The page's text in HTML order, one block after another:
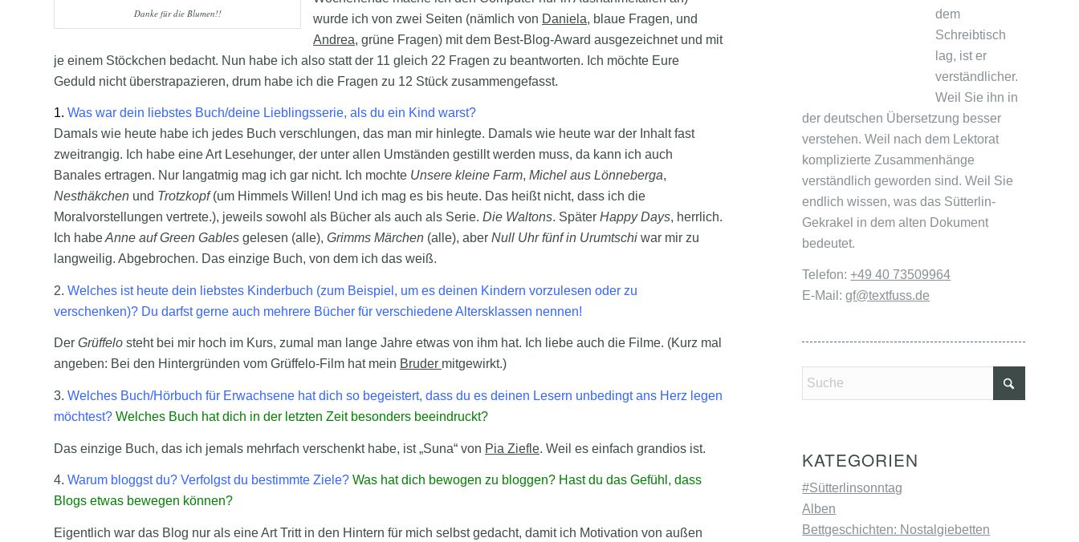
Danke für die Blumen!!
wurde ich von zwei Seiten (nämlich von Daniela, blaue Fragen, und
Andrea, grüne Fragen) mit dem Best-Blog-Award ausgezeichnet und mit
je einem Stöckchen bedacht. Nun habe ich also statt der 11 gleich 22 Fragen zu beantworten. Ich möchte Eure
Geduld nicht überstrapazieren, drum habe ich die Fragen zu 12 Stück zusammengefasst.
1. Was war dein liebstes Buch/deine Lieblingsserie, als du ein Kind warst?
Damals wie heute habe ich jedes Buch verschlungen, das man mir hinlegte. Damals wie heute war der Inhalt fast
zweitrangig. Ich habe eine Art Lesehunger, der unter allen Umständen gestillt werden muss, da kann ich auch
Banales ertragen. Nur langatmig mag ich gar nicht. Ich mochte Unsere kleine Farm, Michel aus Lönneberga,
Nesthäkchen und Trotzkopf(um Himmels Willen! Und ich mag es bis heute. Das heißt nicht, dass ich die
Moralvorstellungen vertrete.), jeweils sowohl als Bücher als auch als Serie. Die Waltons. Später Happy Days, herrlich.
Ich habeAnne auf Green Gables gelesen (alle), Grimms Märchen (alle), aber Null Uhr fünf in Urumtschi war mir zu
langweilig. Abgebrochen. Das einzige Buch, von dem ich das weiß.
2. Welches ist heute dein liebstes Kinderbuch (zum Beispiel, um es deinen Kindern vorzulesen oder zu
verschenken)? Du darfst gerne auch mehrere Bücher für verschiedene Altersklassen nennen!
Der Grüffelo steht bei mir hoch im Kurs, zumal man lange Jahre etwas von ihm hat. Ich liebe auch die Filme. (Kurz mal
angeben: Bei den Hintergründen vom Grüffelo-Film hat mein Bruder mitgewirkt.)
3. Welches Buch/Hörbuch für Erwachsene hat dich so begeistert, dass du es deinen Lesern unbedingt ans Herz legen
möchtest? Welches Buch hat dich in der letzten Zeit besonders beeindruckt?
Das einzige Buch, das ich jemals mehrfach verschenkt habe, ist „Suna“ von Pia Ziefle. Weil es einfach grandios ist.
4. Warum bloggst du? Verfolgst du bestimmte Ziele? Was hat dich bewogen zu bloggen? Hast du das Gefühl, dass
Blogs etwas bewegen können?
Eigentlich war das Blog nur als eine Art Tritt in den Hintern für mich selbst gedacht, damit ich Motivation von außen
dem
Schreibtisch
lag, ist er
verständlicher.
Weil Sie ihn in
der deutschen Übersetzung besser
verstehen. Weil nach dem Lektorat
komplizierte Zusammenhänge
verständlich geworden sind. Weil Sie
endlich wissen, was das Sütterlin-
Gekrakel in dem alten Dokument
bedeutet.
Telefon:+49 40 73509964
E-Mail:gf@textfuss.de
KATEGORIEN
#Sütterlinsonntag
Alben
Bettgeschichten: Nostalgiebetten